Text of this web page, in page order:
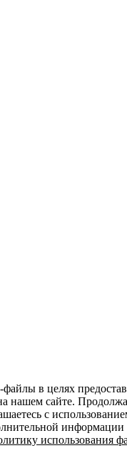
в целях
нашем сайте.
с
информации
использования